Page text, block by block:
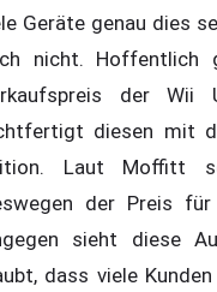
Geräte genau dies
nicht. Hoffentlich
der Wii
diesen mit
Laut Moffitt
der Preis
sieht diese
dass viele